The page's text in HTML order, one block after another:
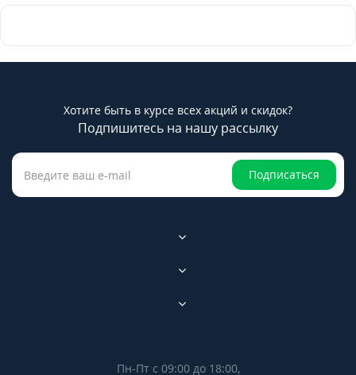
Хотите быть в курсе всех акций и скидок?
Подпишитесь на нашу рассылку
Подписаться
Пн-Пт с 09:00 до 18:00,